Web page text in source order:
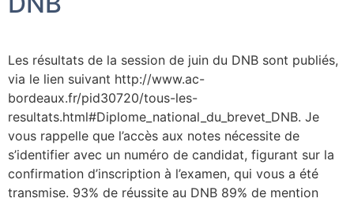
Les résultats de la session de juin du DNB sont publiés,
via le lien suivant http://www.ac-
bordeaux.fr/pid30720/tous-les-
resultats.html#Diplome_national_du_brevet_DNB. Je
vous rappelle que l’accès aux notes nécessite de
s’identifier avec un numéro de candidat, figurant sur la
confirmation d’inscription à l’examen, qui vous a été
transmise. 93% de réussite au DNB 89% de mention